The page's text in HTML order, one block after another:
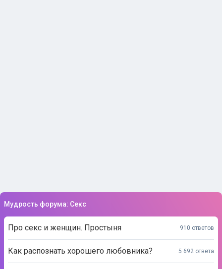
Мудрость форума: Секс
Про секс и женщин. Простыня 910 ответов
Как распознать хорошего любовника? 5 692 ответа